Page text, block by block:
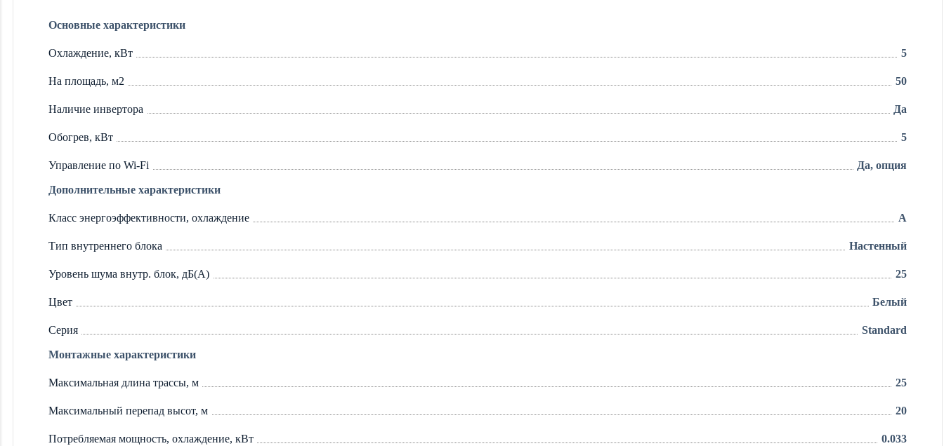
Основные характеристики
Охлаждение, кВт 5
На площадь, м2 50
Наличие инвертора Да
Обогрев, кВт 5
Управление по Wi-Fi Да, опция
Дополнительные характеристики
Класс энергоэффективности, охлаждение A
Тип внутреннего блока Настенный
Уровень шума внутр. блок, дБ(А) 25
Цвет Белый
Серия Standard
Монтажные характеристики
Максимальная длина трассы, м 25
Максимальный перепад высот, м 20
Потребляемая мощность, охлаждение, кВт 0.033